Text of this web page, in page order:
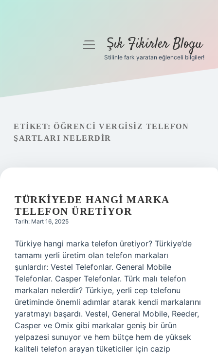
Gizlilik Politikası
Hakkımızda
menüyüŞık Fikirler Blogu
Stilinle fark yaratan eğlenceli bilgiler!
ETIKET: ÖĞRENCI VERGISIZ TELEFON
ŞARTLARI NELERDIR
TÜRKIYEDE HANGI MARKA
TELEFON ÜRETIYOR
Tarih: Mart 16, 2025
Türkiye hangi marka telefon üretiyor? Türkiye’de
tamamı yerli üretim olan telefon markaları
şunlardır: Vestel Telefonlar. General Mobile
Telefonlar. Casper Telefonlar. Türk malı telefon
markaları nelerdir? Türkiye, yerli cep telefonu
üretiminde önemli adımlar atarak kendi markalarını
yaratmayı başardı. Vestel, General Mobile, Reeder,
Casper ve Omix gibi markalar geniş bir ürün
yelpazesi sunuyor ve hem bütçe hem de yüksek
kaliteli telefon arayan tüketiciler için cazip